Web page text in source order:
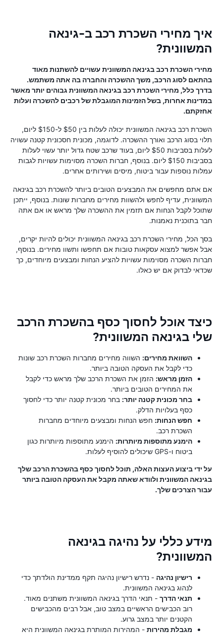
איך מחירי השכרת רכב ב-גינאה
המשוונית?
מחירי השכרת רכב בגינאה המשוונית עשויים להשתנות מאוד
בהתאם לסוג הרכב, משך ההשכרה והחברה בה אתה משתמש.
בדרך כלל, מחירי השכרת רכב בגינאה המשוונית גבוהים יותר מאשר
במדינות אחרות, בשל הזמינות המוגבלת של רכבים להשכרה ועלות
אחזקתם.
השכרת רכב בגינאה המשוונית יכולה לעלות בין $50 ל-$150 ליום,
תלוי בסוג הרכב ואורך ההשכרה. לדוגמה, מכונית חסכונית קטנה עשויה
לעלות בסביבות $50 ליום, בעוד שרכב שטח גדול יותר עשוי לעלות
בסביבות $150 ליום. בנוסף, חברות השכרה מסוימות עשויות לגבות
עמלות נוספות עבור ביטוח, מיסים ושירותים אחרים.
אם אתם מחפשים את המבצעים הטובים ביותר להשכרת רכב בגינאה
המשוונית, עדיף לחפש ולהשוות מחירים מחברות שונות. בנוסף, ייתכן
שתוכל לקבל הנחות אם תזמין את ההשכרה שלך מראש או אם אתה
חבר בתוכנית נאמנות.
בסך הכל, מחירי השכרת רכב בגינאה המשוונית יכולים להיות יקרים,
אבל אפשר למצוא עסקאות טובות אם תחפשו ותשוו מחירים. בנוסף,
חברות השכרה מסוימות עשויות להציע הנחות ומבצעים מיוחדים, כך
שכדאי לבדוק אם יש כאלו.
כיצד אוכל לחסוך כסף בהשכרת הרכב
שלי בגינאה המשוונית?
השוואת מחירים: השווה מחירים מחברות השכרת רכב שונות
כדי לקבל את העסקה הטובה ביותר.
הזמן מראש: הזמן את השכרת הרכב שלך מראש כדי לקבל
את המחירים הטובים ביותר.
בחר מכונית קטנה יותר: בחר מכונית קטנה יותר כדי לחסוך
כסף בעלויות הדלק.
חפש הנחות: חפש הנחות ומבצעים מיוחדים מחברות
השכרת רכב.
הימנע מתוספות מיותרות: הימנע מתוספות מיותרות כגון
ביטוח ו-GPS שיכולים להוסיף לעלות.
על ידי ביצוע העצות האלה, תוכל לחסוך כסף בהשכרת הרכב שלך
בגינאה המשוונית ולוודא שאתה מקבל את העסקה הטובה ביותר
עבור הצרכים שלך.
מידע כללי על נהיגה בגינאה
המשוונית?
רישיון נהיגה - נדרש רישיון נהיגה תקף ממדינת הולדתך כדי
לנהוג בגינאה המשוונית.
תנאי הדרך - תנאי הדרך בגינאה המשוונית משתנים מאוד.
רוב הכבישים הראשיים במצב טוב, אבל רבים מהכבישים
הקטנים יותר במצב גרוע.
מגבלת מהירות - המהירות המותרת בגינאה המשוונית היא